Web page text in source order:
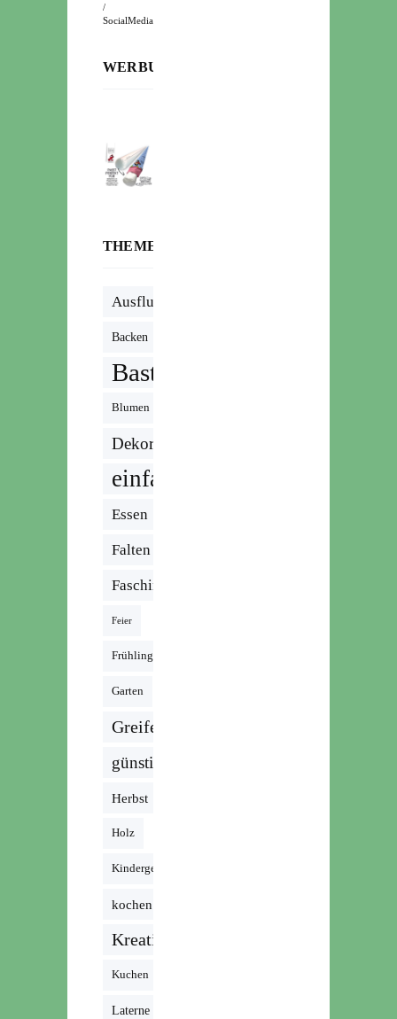
/
SocialMedia
WERBUNG:
THEMENWOLKE
Ausflug
Backen
Basteln
Blumen
Dekoration
einfach
Essen
Falten
Fasching
Feier
Frühling
Garten
Greifen
günstig
Herbst
Holz
Kindergeburtstag
kochen
Kreativ
Kuchen
Laterne